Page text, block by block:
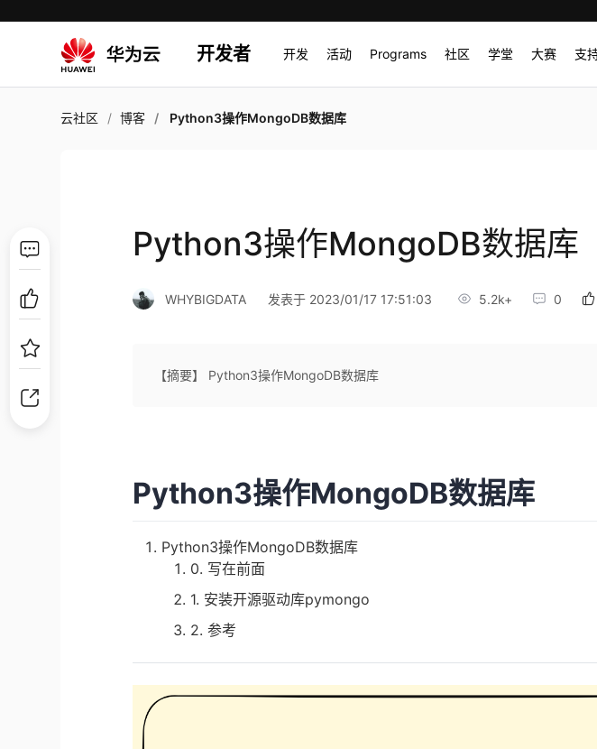
开发者 开发 活动 Programs 社区 学堂 大赛 支
云社区 博客 Python3操作MongoDB数据库
Python3操作MongoDB数据库
WHYBIGDATA 发表于 2023/01/17 17:51:03 5.2k+ 0
【摘要】 Python3操作MongoDB数据库
Python3操作MongoDB数据库
Python3操作MongoDB数据库
0. 写在前面
1. 安装开源驱动库pymongo
2. 参考